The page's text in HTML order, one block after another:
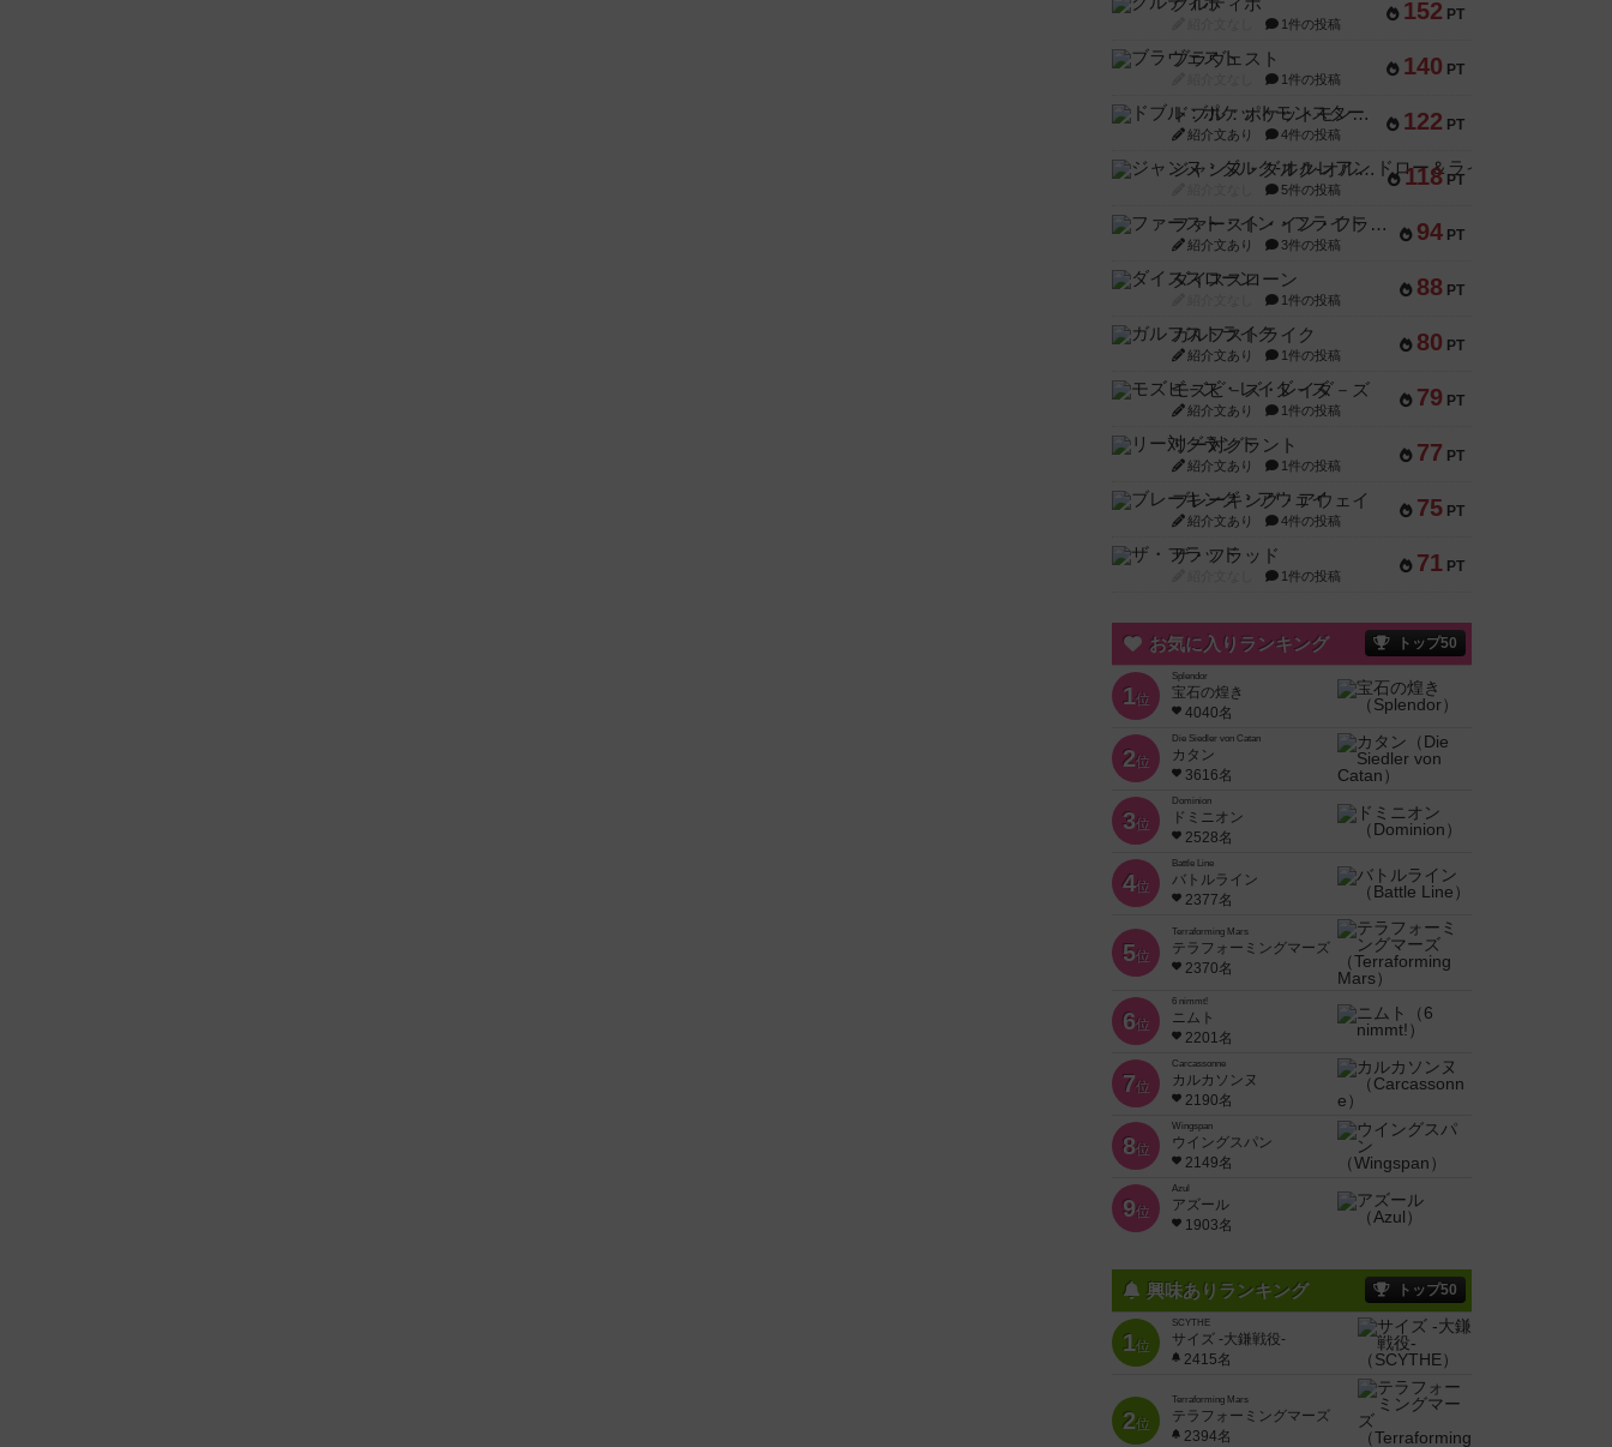
152 PT
1件の投稿
140 PT
ブラヴェスト
1件の投稿
122 PT
ドブル：ポケットモンスター
紹介文あり 4件の投稿
118 PT
ジャンヌ・ダルク-オルレアン ドロー＆ライト
5件の投稿
94 PT
ファースト・イン・フライト
紹介文あり 3件の投稿
88 PT
ダイススローン
1件の投稿
80 PT
ガルフストライク
紹介文あり 1件の投稿
79 PT
モズビ－ズ・レイダ－ズ
紹介文あり 1件の投稿
77 PT
リー対グラント
紹介文あり 1件の投稿
75 PT
ブレーキング・アウェイ
紹介文あり 4件の投稿
71 PT
ザ・フラッド
1件の投稿
お気に入りランキング トップ50
1位
Splendor
宝石の煌き
4040名
2位
Die Siedler von Catan
カタン
3616名
3位
Dominion
ドミニオン
2528名
4位
Battle Line
バトルライン
2377名
5位
Terraforming Mars
テラフォーミングマーズ
2370名
6位
6 nimmt!
ニムト
2201名
7位
Carcassonne
カルカソンヌ
2190名
8位
Wingspan
ウイングスパン
2149名
9位
Azul
アズール
1903名
興味ありランキング トップ50
1位
SCYTHE
サイズ -大鎌戦役-
2415名
2位
Terraforming Mars
テラフォーミングマーズ
2394名